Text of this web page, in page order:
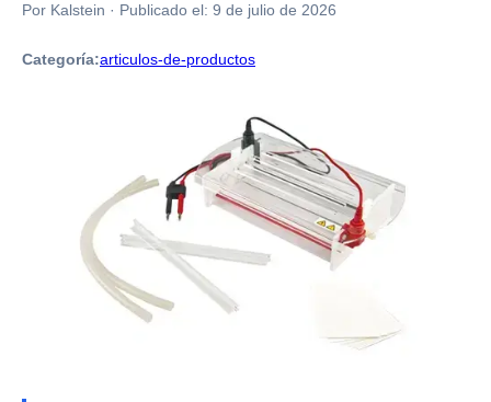
Por Kalstein · Publicado el: 9 de julio de 2026
Categoría:articulos-de-productos